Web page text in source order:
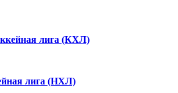
лига (КХЛ)
лига (НХЛ)